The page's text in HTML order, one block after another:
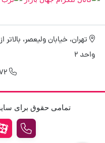
واحد 2
تمامی حقوق برای